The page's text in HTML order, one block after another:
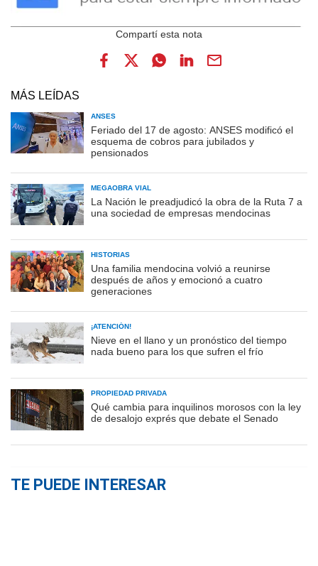
MÁS LEÍDAS
ANSES
Feriado del 17 de agosto: ANSES modificó el
esquema de cobros para jubilados y
pensionados
MEGAOBRA VIAL
La Nación le preadjudicó la obra de la Ruta 7 a
una sociedad de empresas mendocinas
HISTORIAS
Una familia mendocina volvió a reunirse
después de años y emocionó a cuatro
generaciones
¡ATENCIÓN!
Nieve en el llano y un pronóstico del tiempo
nada bueno para los que sufren el frío
PROPIEDAD PRIVADA
Qué cambia para inquilinos morosos con la ley
de desalojo exprés que debate el Senado
TE PUEDE INTERESAR